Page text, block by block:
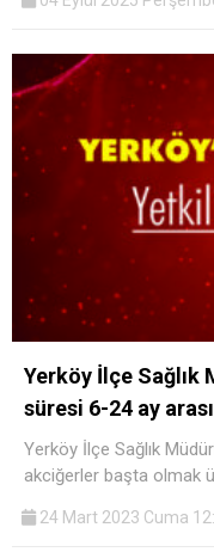
Yerköy İlçe Sağlık
süresi 6-24 ay
Yerköy İlçe Sağlık
akciğerler başta olmak
24 Mart 2023 Cuma